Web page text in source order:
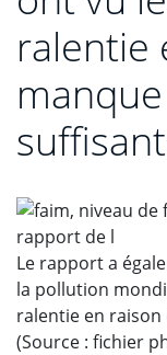
ralentie
Le rapport a
la pollution
ralentie en
(Source : fichier